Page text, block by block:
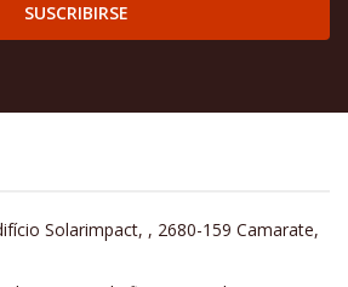
SUSCRIBIRSE
Solarimpact, , 2680-159 Camarate,